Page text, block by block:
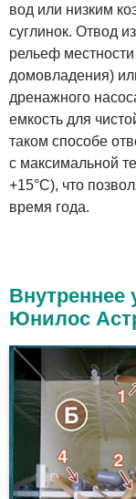
вод или низким
суглинок. Отвод
рельеф местности
домовладения)
дренажного
емкость для
таком способе
с максимальной
+15°С), что
время года.
Внутреннее
Юнилос